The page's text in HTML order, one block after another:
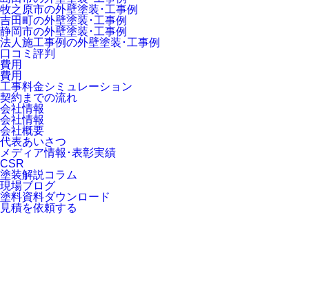
牧之原市の外壁塗装･工事例
吉田町の外壁塗装･工事例
静岡市の外壁塗装･工事例
法人施工事例の外壁塗装･工事例
口コミ評判
費用
費用
工事料金シミュレーション
契約までの流れ
会社情報
会社情報
会社概要
代表あいさつ
メディア情報･表彰実績
CSR
塗装解説コラム
現場ブログ
塗料資料ダウンロード
見積を依頼する